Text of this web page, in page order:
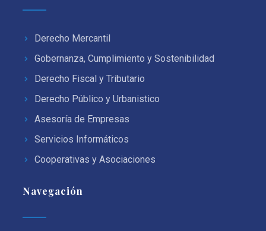
Derecho Mercantil
Gobernanza, Cumplimiento y Sostenibilidad
Derecho Fiscal y Tributario
Derecho Público y Urbanistico
Asesoría de Empresas
Servicios Informáticos
Cooperativas y Asociaciones
Navegación